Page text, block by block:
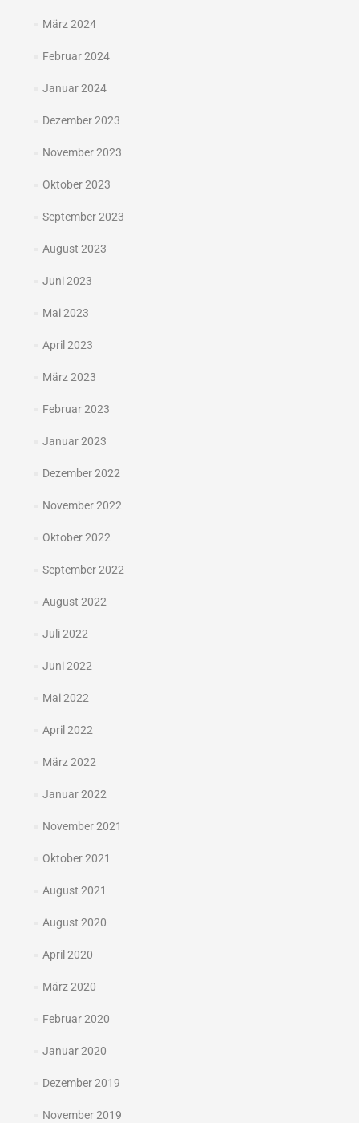
März 2024
Februar 2024
Januar 2024
Dezember 2023
November 2023
Oktober 2023
September 2023
August 2023
Juni 2023
Mai 2023
April 2023
März 2023
Februar 2023
Januar 2023
Dezember 2022
November 2022
Oktober 2022
September 2022
August 2022
Juli 2022
Juni 2022
Mai 2022
April 2022
März 2022
Januar 2022
November 2021
Oktober 2021
August 2021
August 2020
April 2020
März 2020
Februar 2020
Januar 2020
Dezember 2019
November 2019